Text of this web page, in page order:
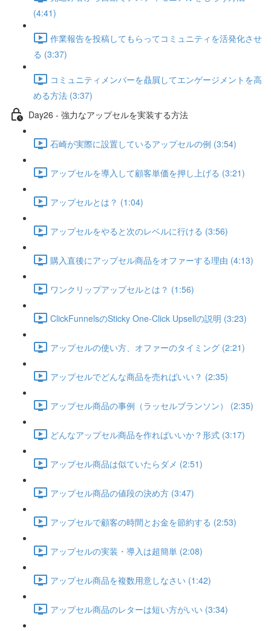
(4:41)
作業報告を投稿してもらってコミュニティを活発化させ
る (3:37)
コミュニティメンバーを贔屓してエンゲージメントを高
める方法 (3:37)
Day26 - 強力なアップセルを実装する方法
石崎が実際に設置しているアップセルの例 (3:54)
アップセルを導入して顧客単価を押し上げる (3:21)
アップセルとは？ (1:04)
アップセルをやると次のレベルに行ける (3:56)
購入直後にアップセル商品をオファーする理由 (4:13)
ワンクリップアップセルとは？ (1:56)
ClickFunnelsのSticky One-Click Upsellの説明 (3:23)
アップセルの使い方、オファーのタイミング (2:21)
アップセルでどんな商品を売ればいい？ (2:35)
アップセル商品の事例（ラッセルブランソン） (2:35)
どんなアップセル商品を作ればいいか？形式 (3:17)
アップセル商品は似ていたらダメ (2:51)
アップセル商品の値段の決め方 (3:47)
アップセルで顧客の時間とお金を節約する (2:53)
アップセルの実装・導入は超簡単 (2:08)
アップセル商品を複数用意しなさい (1:42)
アップセル商品のレターは短い方がいい (3:34)